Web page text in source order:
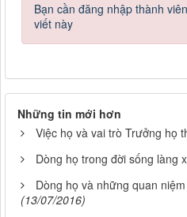
Bạn cần đăng nhập thành
viết này
Những tin mới hơn
Việc họ và vai trò Trưởng họ
Dòng họ trong đời sống làng
Dòng họ và những quan
(13/07/2016)